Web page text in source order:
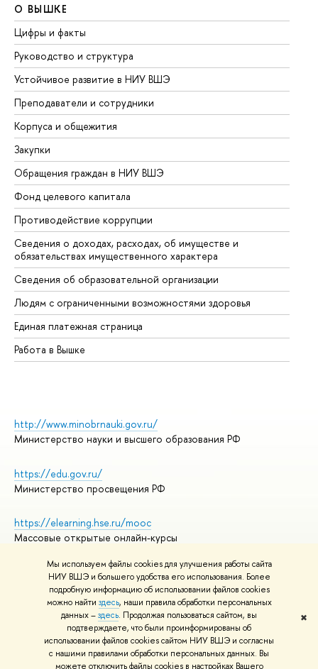
Мы используем файлы cookies для улучшения работы сайта
НИУ ВШЭ и большего удобства его использования. Более
подробную информацию об использовании файлов cookies
можно найти здесь, наши правила обработки персональных
данных –здесь. Продолжая пользоваться сайтом, вы
подтверждаете, что были проинформированы об
использовании файлов cookies сайтом НИУ ВШЭ и согласны
с нашими правилами обработки персональных данных. Вы
можете отключить файлы cookies в настройках Вашего
✖
О ВЫШКЕ
Цифры и факты
Руководство и структура
Устойчивое развитие в НИУ ВШЭ
Преподаватели и сотрудники
Корпуса и общежития
Закупки
Обращения граждан в НИУ ВШЭ
Фонд целевого капитала
Противодействие коррупции
Сведения о доходах, расходах, об имуществе и
обязательствах имущественного характера
Сведения об образовательной организации
Людям с ограниченными возможностями здоровья
Единая платежная страница
Работа в Вышке
http://www.minobrnauki.gov.ru/
Министерство науки и высшего образования РФ
https://edu.gov.ru/
Министерство просвещения РФ
https://elearning.hse.ru/mooc
Массовые открытые онлайн-курсы
© НИУ ВШЭ 1993–2026
Адреса и контакты
Условия использования материалов
Политика конфиденциальности
Правила применения рекомендательных технологий в НИУ ВШЭ
Карта сайта